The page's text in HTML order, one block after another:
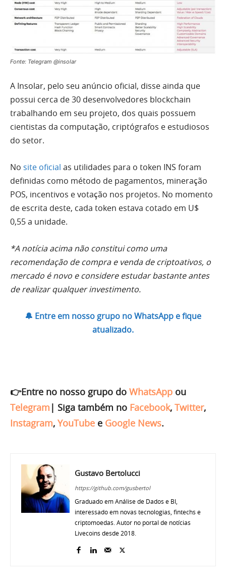
Fonte: Telegram @insolar
A Insolar, pelo seu anúncio oficial, disse ainda que
possui cerca de 30 desenvolvedores blockchain
trabalhando em seu projeto, dos quais possuem
cientistas da computação, criptógrafos e estudiosos
do setor.
No site oficial as utilidades para o token INS foram
definidas como método de pagamentos, mineração
POS, incentivos e votação nos projetos. No momento
de escrita deste, cada token estava cotado em U$
0,55 a unidade.
*A notícia acima não constitui como uma
recomendação de compra e venda de criptoativos, o
mercado é novo e considere estudar bastante antes
de realizar qualquer investimento.
🔔 Entre em nosso grupo no WhatsApp e fique
atualizado.
👉Entre no nosso grupo do WhatsApp ou
Telegram | Siga também no Facebook, Twitter,
Instagram, YouTube e Google News.
Gustavo Bertolucci
https://github.com/gusbertol
Graduado em Análise de Dados e BI,
interessado em novas tecnologias, fintechs e
criptomoedas. Autor no portal de notícias
Livecoins desde 2018.